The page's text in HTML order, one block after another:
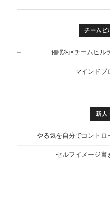
チームビ
催眠術×チームビル
マインドブ
新人
やる気を自分でコントロ
セルフイメージ書